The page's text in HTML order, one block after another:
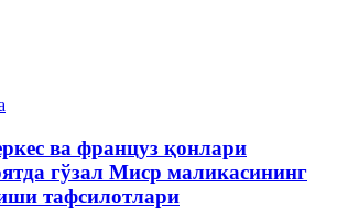
ва француз қонлари
гўзал Миср маликасининг
тафсилотлари